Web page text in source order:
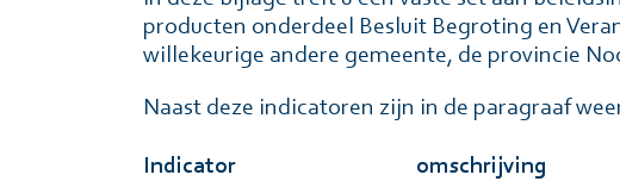
producten onderdeel Besluit Begroting en
willekeurige andere gemeente, de provincie
Naast deze indicatoren zijn in de paragraaf
Indicator omschrijving